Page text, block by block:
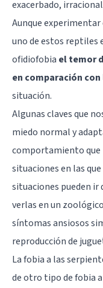
exacerbado,
Aunque
uno de estos reptiles
ofidiofobia el temor
en comparación
situación.
Algunas claves que
miedo normal y
comportamiento que
situaciones en las
situaciones pueden
verlas en un
síntomas ansiosos
reproducción de
La fobia a las
de otro tipo de fobia